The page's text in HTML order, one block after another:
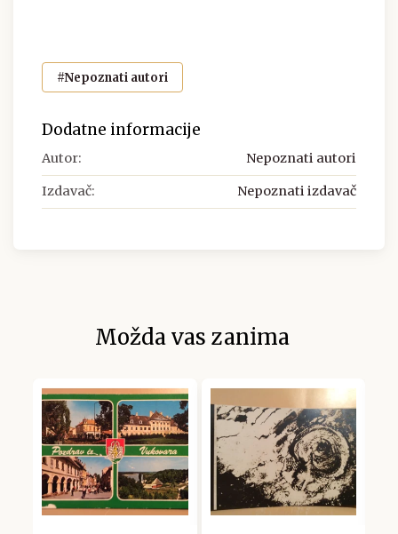
#Nepoznati autori
Dodatne informacije
Autor: Nepoznati autori
Izdavač: Nepoznati izdavač
Možda vas zanima